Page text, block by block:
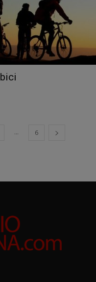
... 6